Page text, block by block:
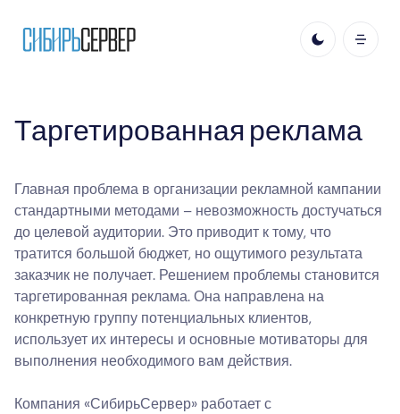
Таргетированная реклама
Главная проблема в организации рекламной кампании
стандартными методами – невозможность достучаться
до целевой аудитории. Это приводит к тому, что
тратится большой бюджет, но ощутимого результата
заказчик не получает. Решением проблемы становится
таргетированная реклама. Она направлена на
конкретную группу потенциальных клиентов,
использует их интересы и основные мотиваторы для
выполнения необходимого вам действия.
Компания «СибирьСервер» работает с